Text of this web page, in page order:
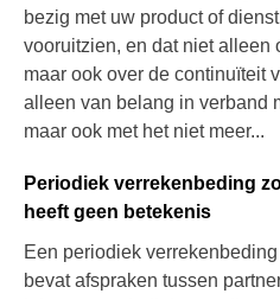
bezig met uw product of
vooruitzien, en dat niet alleen
maar ook over de continuïteit
alleen van belang in verband
maar ook met het niet meer...
Periodiek verrekenbeding
heeft geen betekenis
Een periodiek
bevat afspraken tussen